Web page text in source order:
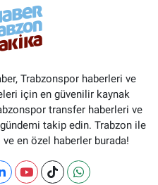
Trabzonspor haberleri ve
için en güvenilir kaynak
transfer haberleri ve
takip edin. Trabzon ile
en özel haberler burada!